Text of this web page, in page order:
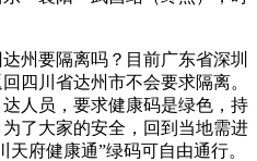
州要隔离吗？目前广东省深圳
四川省达州市不会要求隔离。
人员，要求健康码是绿色，持
了大家的安全，回到当地需进
府健康通”绿码可自由通行。